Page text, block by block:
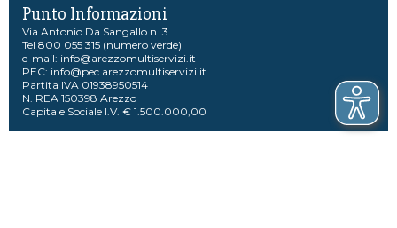
Punto Informazioni
Via Antonio Da Sangallo n. 3
Tel 800 055 315 (numero verde)
e-mail: info@arezzomultiservizi.it
PEC: info@pec.arezzomultiservizi.it
Partita IVA 01938950514
N. REA 150398 Arezzo
Capitale Sociale I.V. € 1.500.000,00